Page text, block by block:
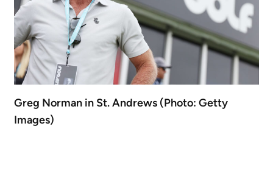
Greg Norman in St. Andrews (Photo: Getty
Images)